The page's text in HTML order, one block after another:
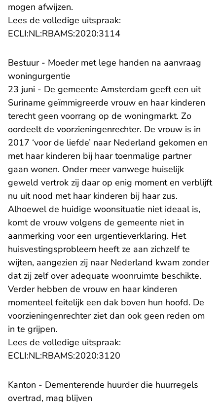
mogen afwijzen.
Lees de volledige uitspraak:
ECLI:NL:RBAMS:2020:3114- U verlaat
Bestuur - Moeder met lege handen na aanvraag
woningurgentie
23 juni - De gemeente Amsterdam geeft een uit
Suriname geïmmigreerde vrouw en haar kinderen
terecht geen voorrang op de woningmarkt. Zo
oordeelt de voorzieningenrechter. De vrouw is in
2017 ‘voor de liefde’ naar Nederland gekomen en
met haar kinderen bij haar toenmalige partner
gaan wonen. Onder meer vanwege huiselijk
geweld vertrok zij daar op enig moment en verblijft
nu uit nood met haar kinderen bij haar zus.
Alhoewel de huidige woonsituatie niet ideaal is,
komt de vrouw volgens de gemeente niet in
aanmerking voor een urgentieverklaring. Het
huisvestingsprobleem heeft ze aan zichzelf te
wijten, aangezien zij naar Nederland kwam zonder
dat zij zelf over adequate woonruimte beschikte.
Verder hebben de vrouw en haar kinderen
momenteel feitelijk een dak boven hun hoofd. De
voorzieningenrechter ziet dan ook geen reden om
in te grijpen.
Lees de volledige uitspraak:
ECLI:NL:RBAMS:2020:3120
Kanton - Dementerende huurder die huurregels
overtrad, mag blijven